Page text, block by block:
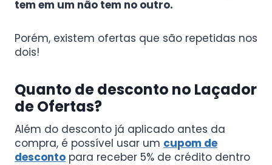
tem em um não tem no outro.
Porém, existem ofertas que são repetidas nos
dois!
Quanto de desconto no Laçador
de Ofertas?
Além do desconto já aplicado antes da
compra, é possível usar um cupom de
desconto para receber 5% de crédito dentro